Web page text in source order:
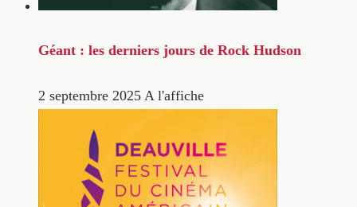
Géant : les derniers jours de Rock Hudson
2 septembre 2025 A l'affiche